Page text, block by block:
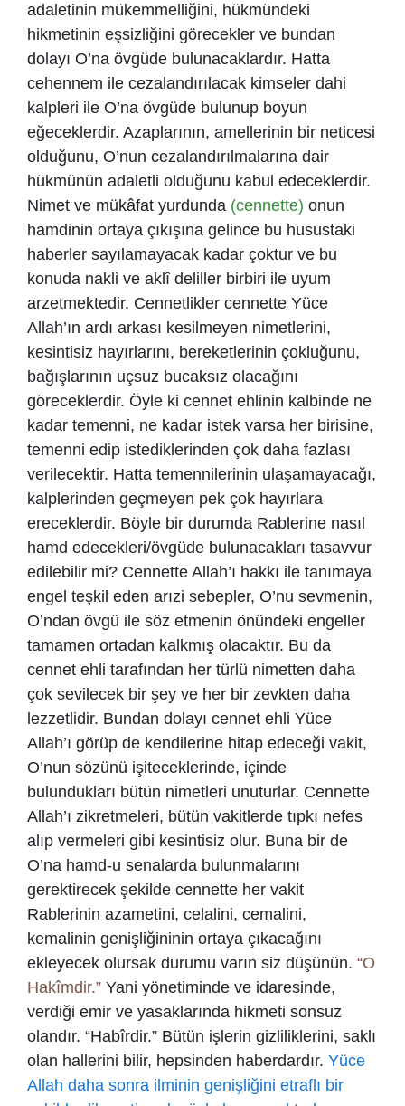
adaletinin mükemmelliğini, hükmündeki
hikmetinin eşsizliğini görecekler ve bundan
dolayı O’na övgüde bulunacaklardır. Hatta
cehennem ile cezalandırılacak kimseler dahi
kalpleri ile O’na övgüde bulunup boyun
eğeceklerdir. Azaplarının, amellerinin bir neticesi
olduğunu, O’nun cezalandırılmalarına dair
hükmünün adaletli olduğunu kabul edeceklerdir.
Nimet ve mükâfat yurdunda (cennette) onun
hamdinin ortaya çıkışına gelince bu husustaki
haberler sayılamayacak kadar çoktur ve bu
konuda nakli ve aklî deliller birbiri ile uyum
arzetmektedir. Cennetlikler cennette Yüce
Allah’ın ardı arkası kesilmeyen nimetlerini,
kesintisiz hayırlarını, bereketlerinin çokluğunu,
bağışlarının uçsuz bucaksız olacağını
göreceklerdir. Öyle ki cennet ehlinin kalbinde ne
kadar temenni, ne kadar istek varsa her birisine,
temenni edip istediklerinden çok daha fazlası
verilecektir. Hatta temennilerinin ulaşamayacağı,
kalplerinden geçmeyen pek çok hayırlara
ereceklerdir. Böyle bir durumda Rablerine nasıl
hamd edecekleri/övgüde bulunacakları tasavvur
edilebilir mi? Cennette Allah’ı hakkı ile tanımaya
engel teşkil eden arızi sebepler, O’nu sevmenin,
O’ndan övgü ile söz etmenin önündeki engeller
tamamen ortadan kalkmış olacaktır. Bu da
cennet ehli tarafından her türlü nimetten daha
çok sevilecek bir şey ve her bir zevkten daha
lezzetlidir. Bundan dolayı cennet ehli Yüce
Allah’ı görüp de kendilerine hitap edeceği vakit,
O’nun sözünü işiteceklerinde, içinde
bulundukları bütün nimetleri unuturlar. Cennette
Allah’ı zikretmeleri, bütün vakitlerde tıpkı nefes
alıp vermeleri gibi kesintisiz olur. Buna bir de
O’na hamd-u senalarda bulunmalarını
gerektirecek şekilde cennette her vakit
Rablerinin azametini, celalini, cemalini,
kemalinin genişliğininin ortaya çıkacağını
ekleyecek olursak durumu varın siz düşünün. “O
Hakîmdir.” Yani yönetiminde ve idaresinde,
verdiği emir ve yasaklarında hikmeti sonsuz
olandır. “Habîrdir.” Bütün işlerin gizliliklerini, saklı
olan hallerini bilir, hepsinden haberdardır. Yüce
Allah daha sonra ilminin genişliğini etraflı bir